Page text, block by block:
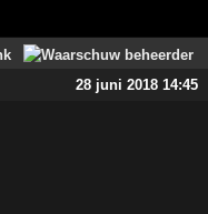
28 juni 2018 14:45